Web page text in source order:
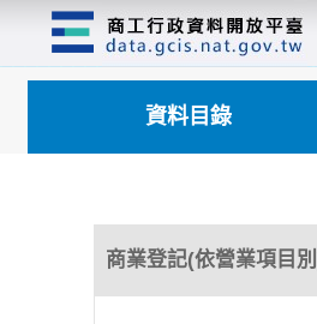
資料目錄
商業登記(依營業項目